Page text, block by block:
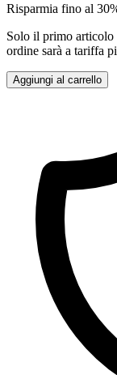
Risparmia fino al
Solo il primo
ordine sarà a tariffa
Aggiungi al carrello